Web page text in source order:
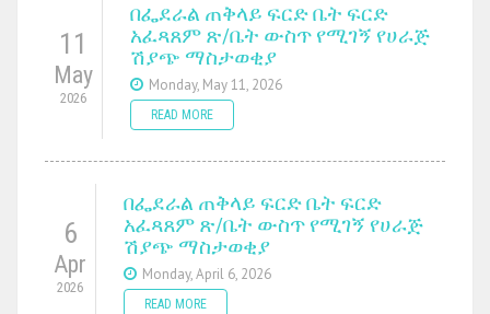
11
May
2026
በፌደራል ጠቅላይ ፍርድ ቤት ፍርድ
አፈጻጸም ጽ/ቤት ውስጥ የሚገኝ የሀራጅ
ሽያጭ ማስታወቂያ
Monday, May 11, 2026
READ MORE
6
Apr
2026
በፌደራል ጠቅላይ ፍርድ ቤት ፍርድ
አፈጻጸም ጽ/ቤት ውስጥ የሚገኝ የሀራጅ
ሽያጭ ማስታወቂያ
Monday, April 6, 2026
READ MORE